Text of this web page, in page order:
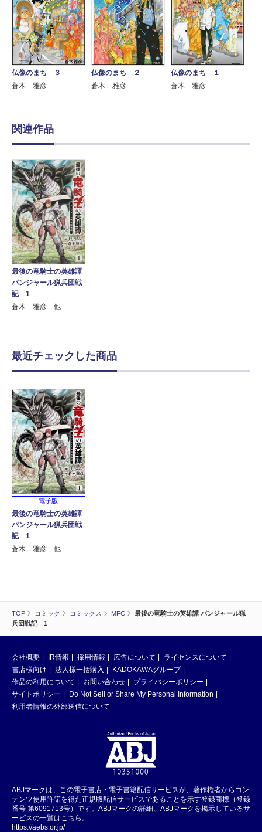
TOP コミック コミックス MFC
最後の竜騎士の英雄譚 パンジャール猟
兵団戦記 1
仏像のまち ３
蒼木 雅彦
仏像のまち ２
蒼木 雅彦
仏像のまち １
蒼木 雅彦
関連作品
最後の竜騎士の英雄譚
パンジャール猟兵団戦
記 1
蒼木 雅彦 他
最近チェックした商品
電子版
最後の竜騎士の英雄譚
パンジャール猟兵団戦
記 1
蒼木 雅彦 他
会社概要 IR情報 採用情報 広告について
ライセンスについて
書店様向け
法人様一括購入
KADOKAWAグループ
作品の利用について
お問い合わせ
プライバシーポリシー
サイトポリシー
Do Not Sell or Share My Personal Information
利用者情報の外部送信について
ABJマークは、この電子書店・電子書籍配信サービスが、著作権者からコン
テンツ使用許諾を得た正規版配信サービスであることを示す登録商標（登録
番号 第6091713号）です。ABJマークの詳細、ABJマークを掲示しているサ
ービスの一覧はこちら。
https://aebs.or.jp/